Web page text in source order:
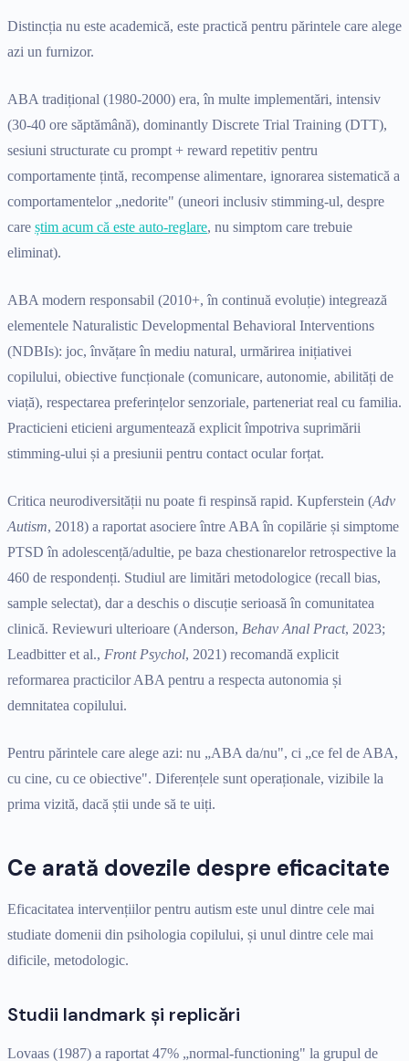
Distincția nu este academică, este practică pentru părintele care alege
azi un furnizor.
ABA tradițional (1980-2000) era, în multe implementări, intensiv
(30-40 ore săptămână), dominantly Discrete Trial Training (DTT),
sesiuni structurate cu prompt + reward repetitiv pentru
comportamente țintă, recompense alimentare, ignorarea sistematică a
comportamentelor „nedorite" (uneori inclusiv stimming-ul, despre
care știm acum că este auto-reglare, nu simptom care trebuie
eliminat).
ABA modern responsabil (2010+, în continuă evoluție) integrează
elementele Naturalistic Developmental Behavioral Interventions
(NDBIs): joc, învățare în mediu natural, urmărirea inițiativei
copilului, obiective funcționale (comunicare, autonomie, abilități de
viață), respectarea preferințelor senzoriale, parteneriat real cu familia.
Practicieni eticieni argumentează explicit împotriva suprimării
stimming-ului și a presiunii pentru contact ocular forțat.
Critica neurodiversității nu poate fi respinsă rapid. Kupferstein (Adv
Autism, 2018) a raportat asociere între ABA în copilărie și simptome
PTSD în adolescență/adultie, pe baza chestionarelor retrospective la
460 de respondenți. Studiul are limitări metodologice (recall bias,
sample selectat), dar a deschis o discuție serioasă în comunitatea
clinică. Reviewuri ulterioare (Anderson, Behav Anal Pract, 2023;
Leadbitter et al., Front Psychol, 2021) recomandă explicit
reformarea practicilor ABA pentru a respecta autonomia și
demnitatea copilului.
Pentru părintele care alege azi: nu „ABA da/nu", ci „ce fel de ABA,
cu cine, cu ce obiective". Diferențele sunt operaționale, vizibile la
prima vizită, dacă știi unde să te uiți.
Ce arată dovezile despre eficacitate
Eficacitatea intervențiilor pentru autism este unul dintre cele mai
studiate domenii din psihologia copilului, și unul dintre cele mai
dificile, metodologic.
Studii landmark și replicări
Lovaas (1987) a raportat 47% „normal-functioning" la grupul de